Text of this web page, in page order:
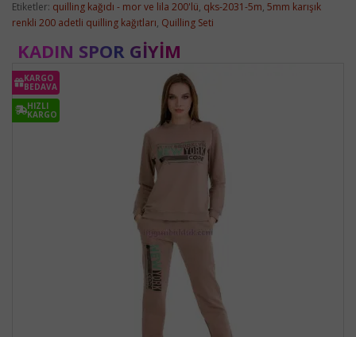
Etiketler: quilling kağıdı - mor ve lila 200'lü, qks-2031-5m, 5mm karışık
renkli 200 adetli quilling kağıtları, Quilling Seti
KADIN SPOR GIYIM
KARGO
BEDAVA
HIZLI
KARGO